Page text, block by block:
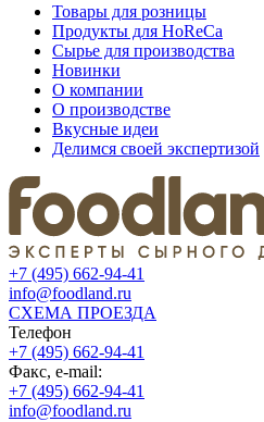
Товары для розницы
Продукты для HoReCa
Сырье для производства
Новинки
О компании
О производстве
Вкусные идеи
Делимся своей экспертизой
+7 (495) 662-94-41
info@foodland.ru
СХЕМА ПРОЕЗДА
Телефон
+7 (495) 662-94-41
Факс, e-mail:
+7 (495) 662-94-41
info@foodland.ru